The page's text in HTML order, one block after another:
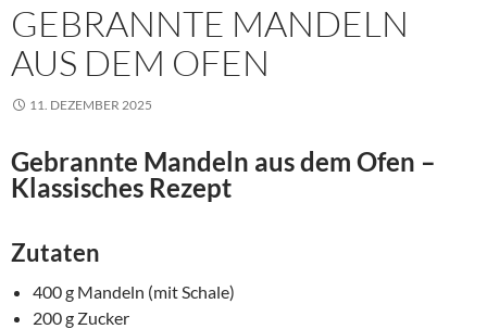
GEBRANNTE MANDELN
AUS DEM OFEN
11. DEZEMBER 2025
Gebrannte Mandeln aus dem Ofen –
Klassisches Rezept
Zutaten
400 g Mandeln (mit Schale)
200 g Zucker